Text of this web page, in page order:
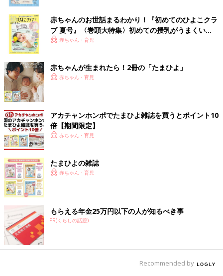
赤ちゃんのお世話まるわかり！『初めてのひよこクラ
ブ 夏号』〈巻頭大特集〉初めての授乳がうまくい
く！ おっぱい・ミルクの基本と夏のトラブル 解決テ
赤ちゃん・育児
赤ちゃんが生まれたら！2冊の「たまひよ」
赤ちゃん・育児
アカチャンホンポでたまひよ雑誌を買うとポイント10
倍【期間限定】
赤ちゃん・育児
たまひよの雑誌
赤ちゃん・育児
もらえる年金25万円以下の人が知るべき事
PR(くらしの話題)
Recommended by